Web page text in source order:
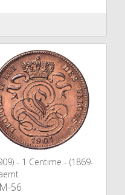
- 1 Centime - (1869-
56